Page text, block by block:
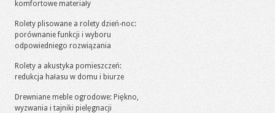
komfortowe materiały
Rolety plisowane a rolety dzień-noc:
porównanie funkcji i wyboru
odpowiedniego rozwiązania
Rolety a akustyka pomieszczeń:
redukcja hałasu w domu i biurze
Drewniane meble ogrodowe: Piękno,
wyzwania i tajniki pielęgnacji